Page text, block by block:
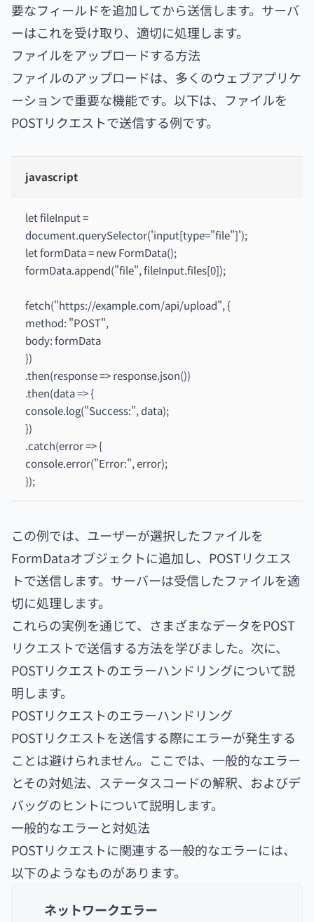
要なフィールドを追加してから送信します。サーバ
ーはこれを受け取り、適切に処理します。
ファイルをアップロードする方法
ファイルのアップロードは、多くのウェブアプリケ
ーションで重要な機能です。以下は、ファイルを
POSTリクエストで送信する例です。
javascript
let fileInput =
document.querySelector('input[type="file"]');
let formData = new FormData();
formData.append("file", fileInput.files[0]);
fetch("https://example.com/api/upload", {
method: "POST",
body: formData
})
.then(response => response.json())
.then(data => {
console.log("Success:", data);
})
.catch(error => {
console.error("Error:", error);
});
この例では、ユーザーが選択したファイルを
FormDataオブジェクトに追加し、POSTリクエス
トで送信します。サーバーは受信したファイルを適
切に処理します。
これらの実例を通じて、さまざまなデータをPOST
リクエストで送信する方法を学びました。次に、
POSTリクエストのエラーハンドリングについて説
明します。
POSTリクエストのエラーハンドリング
POSTリクエストを送信する際にエラーが発生する
ことは避けられません。ここでは、一般的なエラー
とその対処法、ステータスコードの解釈、およびデ
バッグのヒントについて説明します。
一般的なエラーと対処法
POSTリクエストに関連する一般的なエラーには、
以下のようなものがあります。
ネットワークエラー